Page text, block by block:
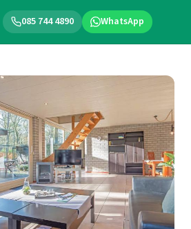
085 744 4890 WhatsApp